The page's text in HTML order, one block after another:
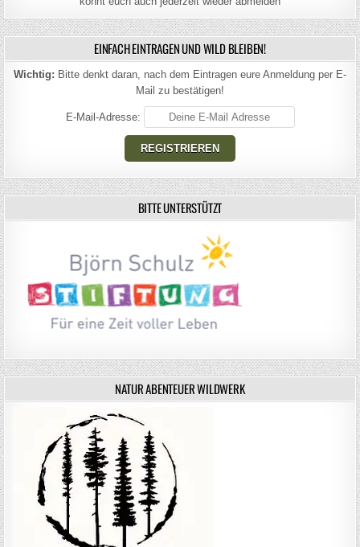
EINFACH EINTRAGEN UND WILD BLEIBEN!
Wichtig: Bitte denkt daran, nach dem Eintragen eure Anmeldung per E-
Mail zu bestätigen!
E-Mail-Adresse:
BITTE UNTERSTÜTZT
NATUR ABENTEUER WILDWERK